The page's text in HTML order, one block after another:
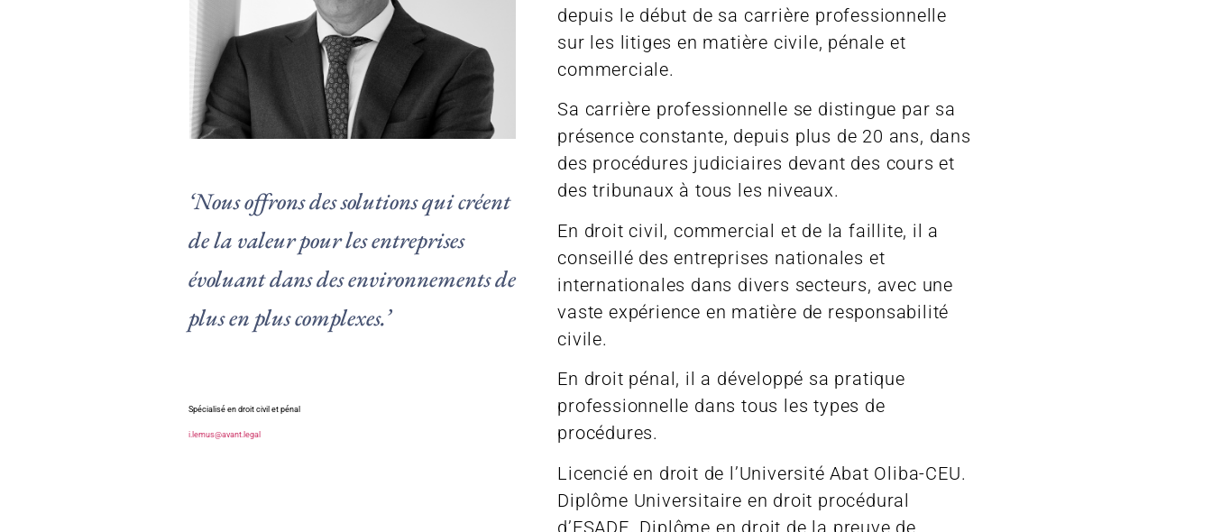
‘Nous offrons des solutions qui créent
de la valeur pour les entreprises
évoluant dans des environnements de
plus en plus complexes.’
Spécialisé en droit civil et pénal
i.lemus@avant.legal
depuis le début de sa carrière professionnelle
sur les litiges en matière civile, pénale et
commerciale.
Sa carrière professionnelle se distingue par sa
présence constante, depuis plus de 20 ans, dans
des procédures judiciaires devant des cours et
des tribunaux à tous les niveaux.
En droit civil, commercial et de la faillite, il a
conseillé des entreprises nationales et
internationales dans divers secteurs, avec une
vaste expérience en matière de responsabilité
civile.
En droit pénal, il a développé sa pratique
professionnelle dans tous les types de
procédures.
Licencié en droit de l’Université Abat Oliba-CEU.
Diplôme Universitaire en droit procédural
d’ESADE. Diplôme en droit de la preuve de